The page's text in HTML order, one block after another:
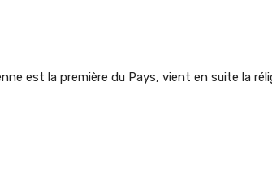
est la première du Pays, vient en suite la